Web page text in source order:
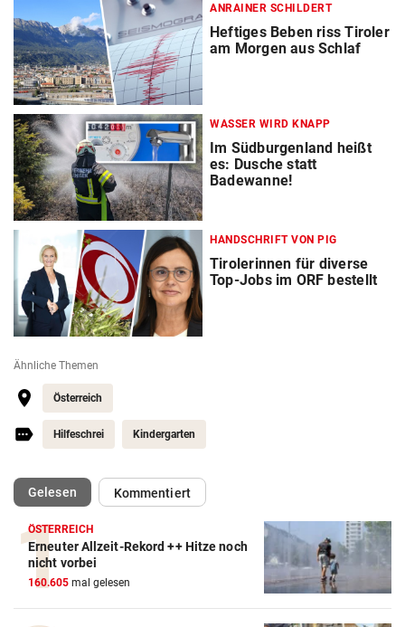
ANRAINER SCHILDERT
Heftiges Beben riss Tiroler
am Morgen aus Schlaf
WASSER WIRD KNAPP
Im Südburgenland heißt
es: Dusche statt
Badewanne!
HANDSCHRIFT VON PIG
Tirolerinnen für diverse
Top-Jobs im ORF bestellt
Ähnliche Themen
Österreich
Hilfeschrei Kindergarten
Gelesen(ausgewählt)Kommentiert
ÖSTERREICH
Erneuter Allzeit-Rekord ++ Hitze noch
nicht vorbei
160.605 mal gelesen